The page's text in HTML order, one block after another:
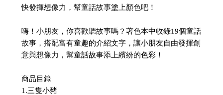
快發揮想像力，幫童話故事塗上顏色吧！
嗨！小朋友，你喜歡聽故事嗎？著色本中收錄19個童話
故事，搭配富有童趣的介紹文字，讓小朋友自由發揮創
意與想像力，幫童話故事添上繽紛的色彩！
商品目錄
1.三隻小豬